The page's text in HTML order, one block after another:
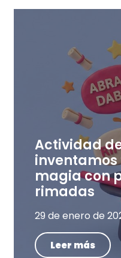
Actividad
magia con
rimadas
29 de enero de
Leer más